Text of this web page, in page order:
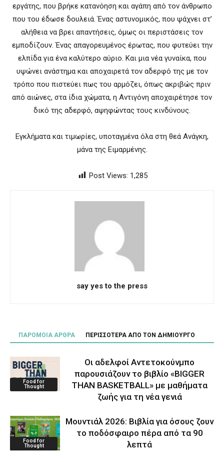
εργάτης, που βρήκε κατανόηση και αγάπη από τον άνθρωπο
που του έδωσε δουλειά. Ένας αστυνομικός, που ψάχνει στ’
αλήθεια να βρει απαντήσεις, όμως οι περιστάσεις τον
εμποδίζουν. Ένας απαγορευμένος έρωτας, που φυτεύει την
ελπίδα για ένα καλύτερο αύριο. Και μια νέα γυναίκα, που
υψώνει ανάστημα και αποχαιρετά τον αδερφό της με τον
τρόπο που πιστεύει πως του αρμόζει, όπως ακριβώς πριν
από αιώνες, στα ίδια χώματα, η Αντιγόνη αποχαιρέτησε τον
δικό της αδερφό, αψηφώντας τους κινδύνους.
Εγκλήματα και τιμωρίες, υποταγμένα όλα στη θεά Ανάγκη,
μάνα της Ειμαρμένης.
Post Views: 1,285
say yes to the press
ΠΑΡΟΜΟΙΑ ΑΡΘΡΑ ΠΕΡΙΣΣΟΤΕΡΑ ΑΠΟ ΤΟΝ ΔΗΜΙΟΥΡΓΟ
Food for
Thought
Οι αδελφοί Αντετοκούνμπο
παρουσιάζουν το βιβλίο «BIGGER
THAN BASKETBALL» με μαθήματα
ζωής για τη νέα γενιά
Food for
Thought
Μουντιάλ 2026: Βιβλία για όσους ζουν
το ποδόσφαιρο πέρα από τα 90
λεπτά